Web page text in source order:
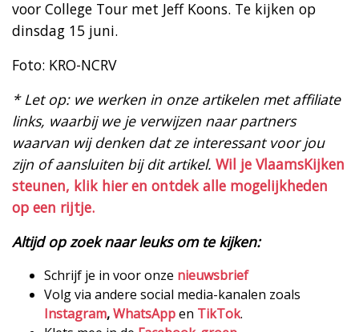
voor College Tour met Jeff Koons. Te kijken op
dinsdag 15 juni.
Foto: KRO-NCRV
* Let op: we werken in onze artikelen met affiliate
links, waarbij we je verwijzen naar partners
waarvan wij denken dat ze interessant voor jou
zijn of aansluiten bij dit artikel. Wil je VlaamsKijken
steunen, klik hier en ontdek alle mogelijkheden
op een rijtje.
Altijd op zoek naar leuks om te kijken:
Schrijf je in voor onze nieuwsbrief
Volg via andere social media-kanalen zoals
Instagram,WhatsAppen TikTok.